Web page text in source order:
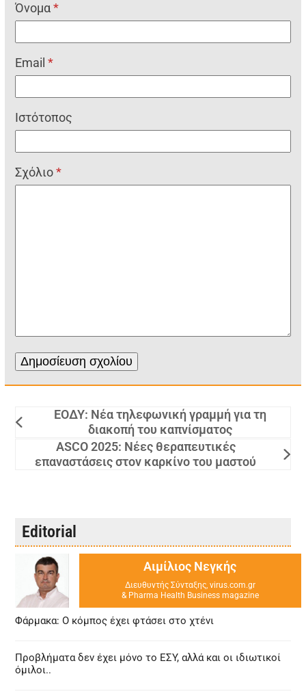
Όνομα*
Email*
Ιστότοπος
Σχόλιο*
ΕΟΔΥ: Νέα τηλεφωνική γραμμή για τη
διακοπή του καπνίσματος
ASCO 2025: Νέες θεραπευτικές
επαναστάσεις στον καρκίνο του μαστού
Editorial
Αιμίλιος Νεγκής
Διευθυντής Σύνταξης, virus.com.gr
& Pharma Health Business magazine
Φάρμακα: Ο κόμπος έχει φτάσει στο χτένι
Προβλήματα δεν έχει μόνο το ΕΣΥ, αλλά και οι ιδιωτικοί
όμιλοι..